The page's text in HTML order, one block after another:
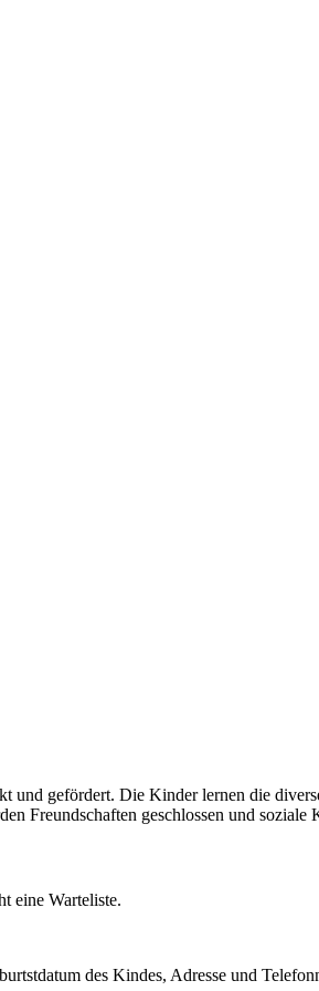
gefördert. Die Kinder lernen die
Freundschaften geschlossen und soziale
eine Warteliste.
des Kindes, Adresse und